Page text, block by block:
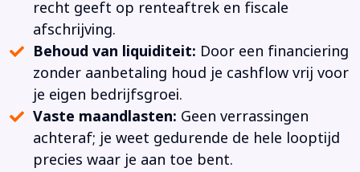
recht geeft op renteaftrek en fiscale
afschrijving.
Behoud van liquiditeit: Door een financiering
zonder aanbetaling houd je cashflow vrij voor
je eigen bedrijfsgroei.
Vaste maandlasten: Geen verrassingen
achteraf; je weet gedurende de hele looptijd
precies waar je aan toe bent.